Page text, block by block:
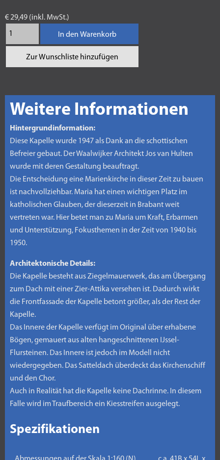
€ 29,49 (inkl. MwSt.)
In den Warenkorb
Zur Wunschliste hinzufügen
Weitere Informationen
Hintergrundinformation:
Diese Kapelle wurde 1947 als Dank an die schottischen
Befreier gebaut. Der Waalwijker Architekt Jos van Hulten
wurde mit deren Gestaltung beauftragt.
Die Entscheidung eine Marienkirche in dieser Zeit zu bauen
ist nachvollziehbar. Maria hat einen wichtigen Platz im
katholischen Glauben, der dieserzeit in Brabant weit
vertreten war. Hier betet man zu Maria um Kraft, Erbarmen
und Unterstützung, Fokusthemen in der Zeit von 1940 bis
1950.
Architektonische Details:
Die Kapelle besteht aus Ziegelmauerwerk, das am Übergang
zum Dach mit einer Zier-Attika versehen ist. Dadurch wirkt
die Frontfassade der Kapelle betont größer, als der Rest der
Kapelle.
Das Innere der Kapelle verfügt im Original über erhabene
Bögen, gemauert aus alten hangeschnittenen IJssel-
Flursteinen. Das Innere ist jedoch im Modell nicht
wiedergegeben. Das Satteldach überdeckt das Kirchenschiff
und den Chor.
Auch in Realität hat die Kapelle keine Dachrinne. In diesem
Falle wird im Traufbereich ein Kiesstreifen ausgelegt.
Spezifikationen